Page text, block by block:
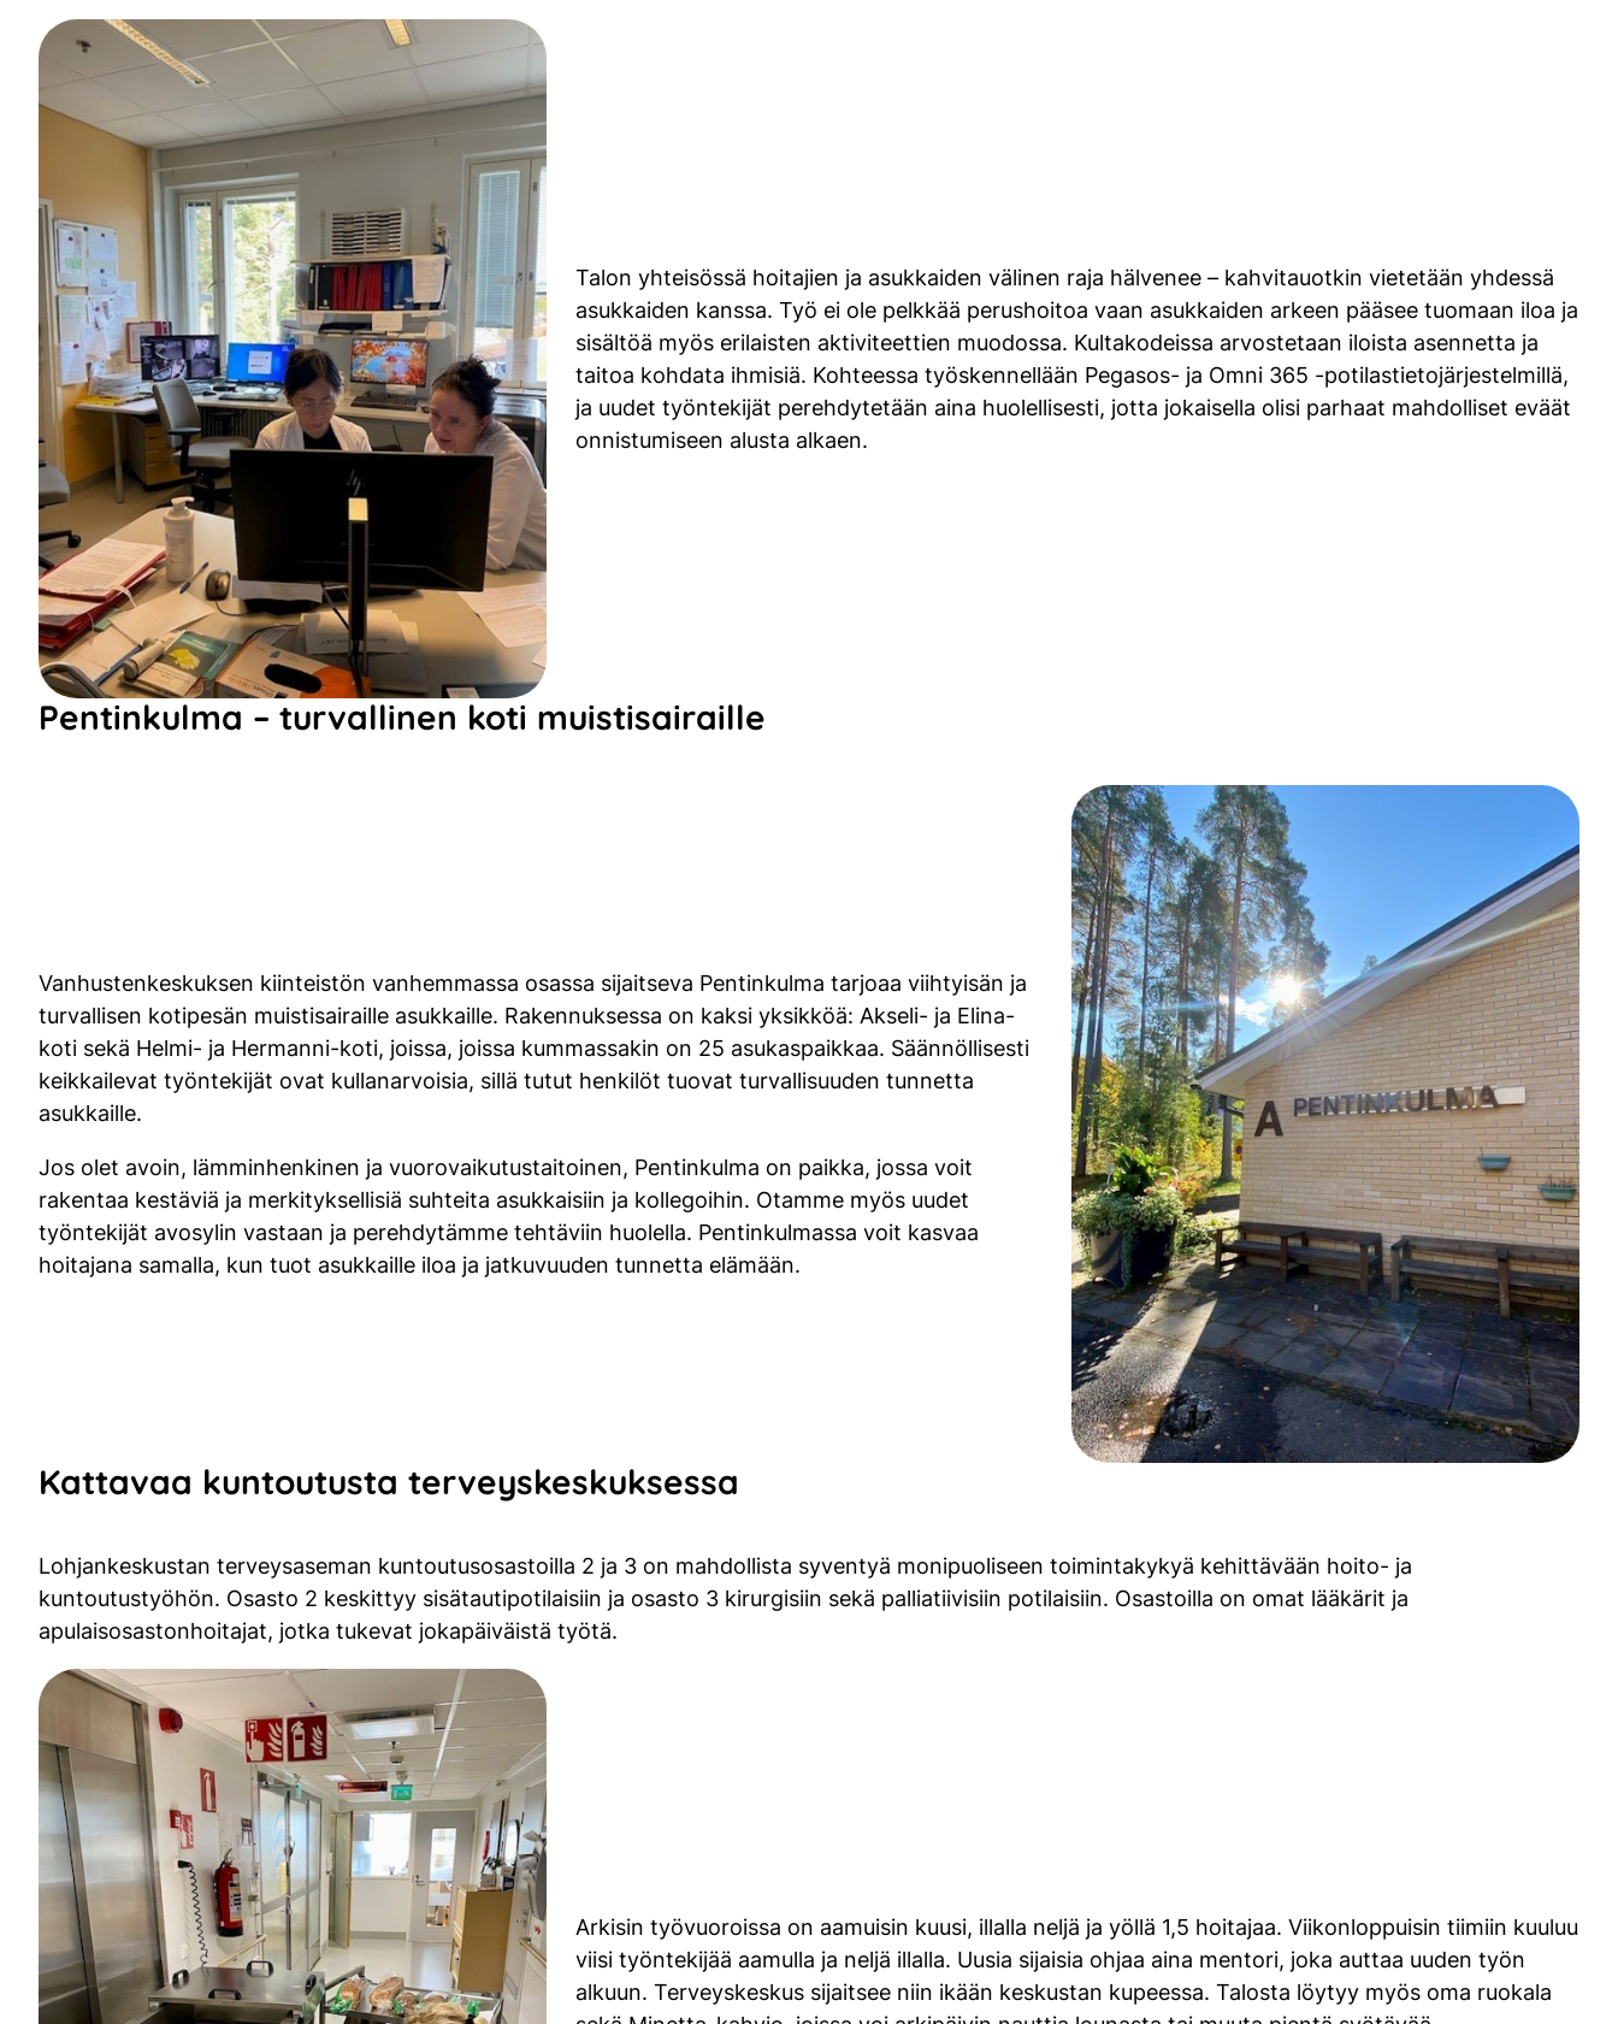
Talon yhteisössä hoitajien ja asukkaiden välinen raja hälvenee – kahvitauotkin vietetään yhdessä
asukkaiden kanssa. Työ ei ole pelkkää perushoitoa vaan asukkaiden arkeen pääsee tuomaan iloa ja
sisältöä myös erilaisten aktiviteettien muodossa. Kultakodeissa arvostetaan iloista asennetta ja
taitoa kohdata ihmisiä. Kohteessa työskennellään Pegasos- ja Omni 365 -potilastietojärjestelmillä,
ja uudet työntekijät perehdytetään aina huolellisesti, jotta jokaisella olisi parhaat mahdolliset eväät
onnistumiseen alusta alkaen.
Pentinkulma – turvallinen koti muistisairaille
Vanhustenkeskuksen kiinteistön vanhemmassa osassa sijaitseva Pentinkulma tarjoaa viihtyisän ja
turvallisen kotipesän muistisairaille asukkaille. Rakennuksessa on kaksi yksikköä: Akseli- ja Elina-
koti sekä Helmi- ja Hermanni-koti, joissa, joissa kummassakin on 25 asukaspaikkaa. Säännöllisesti
keikkailevat työntekijät ovat kullanarvoisia, sillä tutut henkilöt tuovat turvallisuuden tunnetta
asukkaille.
Jos olet avoin, lämminhenkinen ja vuorovaikutustaitoinen, Pentinkulma on paikka, jossa voit
rakentaa kestäviä ja merkityksellisiä suhteita asukkaisiin ja kollegoihin. Otamme myös uudet
työntekijät avosylin vastaan ja perehdytämme tehtäviin huolella. Pentinkulmassa voit kasvaa
hoitajana samalla, kun tuot asukkaille iloa ja jatkuvuuden tunnetta elämään.
Kattavaa kuntoutusta terveyskeskuksessa
Lohjankeskustan terveysaseman kuntoutusosastoilla 2 ja 3 on mahdollista syventyä monipuoliseen toimintakykyä kehittävään hoito- ja
kuntoutustyöhön. Osasto 2 keskittyy sisätautipotilaisiin ja osasto 3 kirurgisiin sekä palliatiivisiin potilaisiin. Osastoilla on omat lääkärit ja
apulaisosastonhoitajat, jotka tukevat jokapäiväistä työtä.
Arkisin työvuoroissa on aamuisin kuusi, illalla neljä ja yöllä 1,5 hoitajaa. Viikonloppuisin tiimiin kuuluu
viisi työntekijää aamulla ja neljä illalla. Uusia sijaisia ohjaa aina mentori, joka auttaa uuden työn
alkuun. Terveyskeskus sijaitsee niin ikään keskustan kupeessa. Talosta löytyy myös oma ruokala